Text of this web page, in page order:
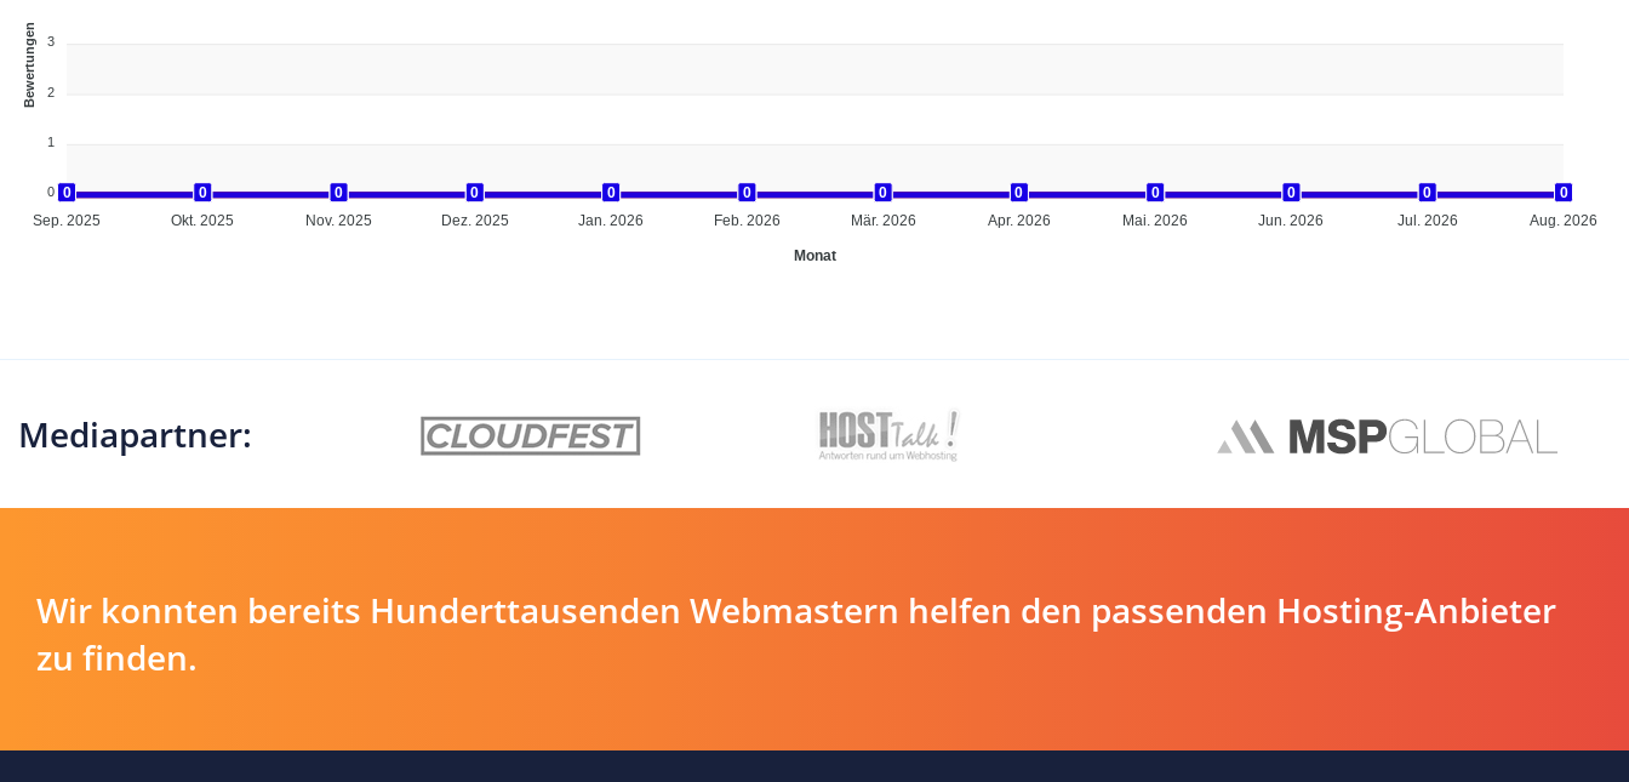
3
2
1
0
Bewertungen
0 0 0 0 0 0 0 0 0 0 0 0
0 0 0 0 0 0 0 0 0 0 0 0
0 0 0 0 0 0 0 0 0 0 0
0
Sep. 2025
Okt. 2025 Nov. 2025 Dez. 2025 Jan. 2026 Feb. 2026 Mär. 2026 Apr. 2026 Mai. 2026 Jun. 2026 Jul. 2026 Aug. 2026
Monat
Mediapartner:
Wir konnten bereits Hunderttausenden Webmastern helfen den passenden Hosting-Anbieter
zu finden.